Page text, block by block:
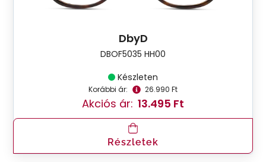
DbyD
DBOF5035 HH00
Készleten
Korábbi ár: 26.990 Ft
Akciós ár: 13.495 Ft
Részletek